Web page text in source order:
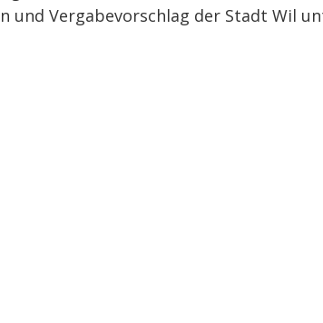
und Vergabevorschlag der Stadt Wil